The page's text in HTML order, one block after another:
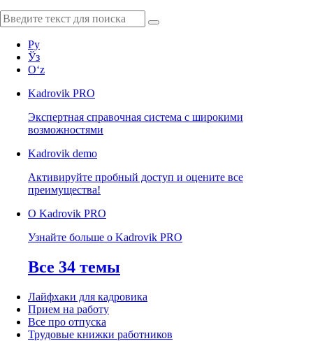
Ру
Ўз
Oʻz
Kadrovik PRO
Экспертная справочная система с широкими
возможностями
Kadrovik demo
Активируйте пробный доступ и оцените все
преимущества!
О Kadrovik PRO
Узнайте больше о Kadrovik PRO
Все 34 темы
Лайфхаки для кадровика
Прием на работу
Все про отпуска
Трудовые книжки работников